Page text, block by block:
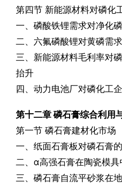
第四节 新能源材料对磷化
一、磷酸铁锂需求对净化
二、六氟磷酸锂对黄磷需
三、新能源材料毛利率对
抬升
四、动力电池厂对磷化工
第十二章磷石膏综合利用
第一节 磷石膏建材化市场
一、纸面石膏板对磷石膏
二、α高强石膏在陶瓷模具
三、磷石膏自流平砂浆在